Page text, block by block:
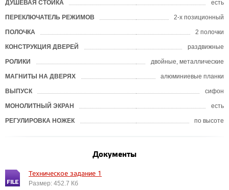
ДУШЕВАЯ СТОЙКА есть
ПЕРЕКЛЮЧАТЕЛЬ РЕЖИМОВ 2-х позиционный
ПОЛОЧКА 2 полочки
КОНСТРУКЦИЯ ДВЕРЕЙ раздвижные
РОЛИКИ двойные, металлические
МАГНИТЫ НА ДВЕРЯХ алюминиевые планки
ВЫПУСК сифон
МОНОЛИТНЫЙ ЭКРАН есть
РЕГУЛИРОВКА НОЖЕК по высоте
Документы
Техническое задание 1
Размер: 452.7 Кб